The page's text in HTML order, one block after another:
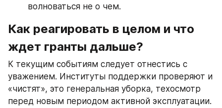
волноваться не о чем.
Как реагировать в целом и что
ждет гранты дальше?
К текущим событиям следует отнестись с
уважением. Институты поддержки проверяют и
«чистят», это генеральная уборка, техосмотр
перед новым периодом активной эксплуатации.